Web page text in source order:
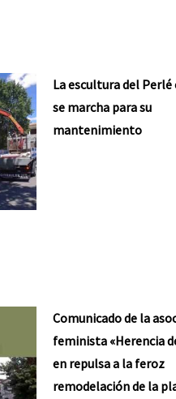
La escultura del Perlé
se marcha para su
mantenimiento
Comunicado de la
feminista «Herencia
en repulsa a la feroz
remodelación de la